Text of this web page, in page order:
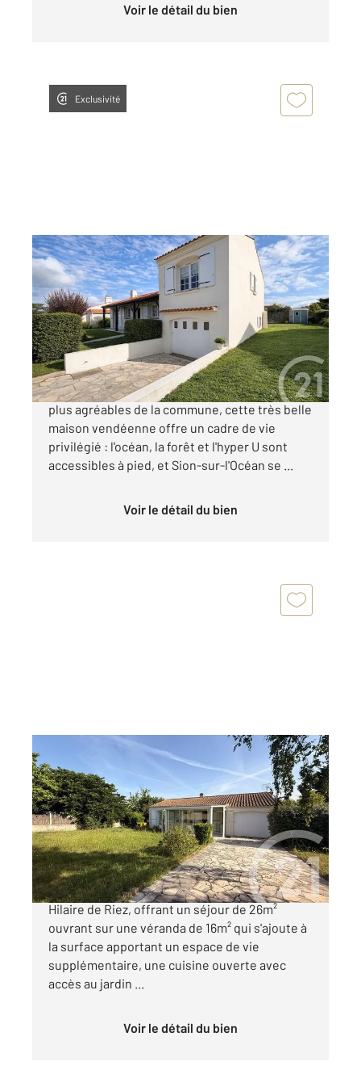
Voir le détail du bien
Exclusivité
ST HILAIRE DE RIEZ 85
112,75 m2, 4 pièces
Ref : 6276
Maison à vendre
347 950 €
Idéalement située dans l'un des quartiers les
plus agréables de la commune, cette très belle
maison vendéenne offre un cadre de vie
privilégié : l'océan, la forêt et l'hyper U sont
accessibles à pied, et Sion-sur-l'Océan se ...
Voir le détail du bien
ST HILAIRE DE RIEZ 85
60 m2 , 4 pièces
Ref : 6228
Maison à vendre
272 600 €
Charmante maison de 60m² habitable à Saint
Hilaire de Riez, offrant un séjour de 26m²
ouvrant sur une véranda de 16m² qui s'ajoute à
la surface apportant un espace de vie
supplémentaire, une cuisine ouverte avec
accès au jardin ...
Voir le détail du bien